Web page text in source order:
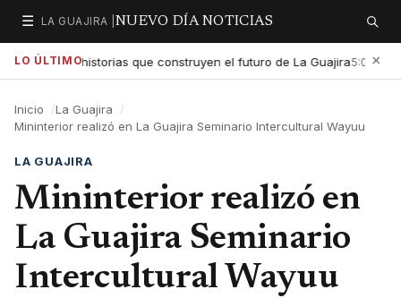
☰
Secciones
LA GUAJIRA | NUEVO DÍA NOTICIAS Buscar
LO ÚLTIMO
las historias que construyen el futuro de La Guajira5:01 PM ×
Inicio
La Guajira
Mininterior realizó en La Guajira Seminario Intercultural Wayuu
LA GUAJIRA
Mininterior realizó en
La Guajira Seminario
Intercultural Wayuu